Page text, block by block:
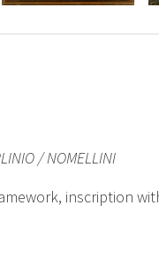
/ NOMELLINI
inscription